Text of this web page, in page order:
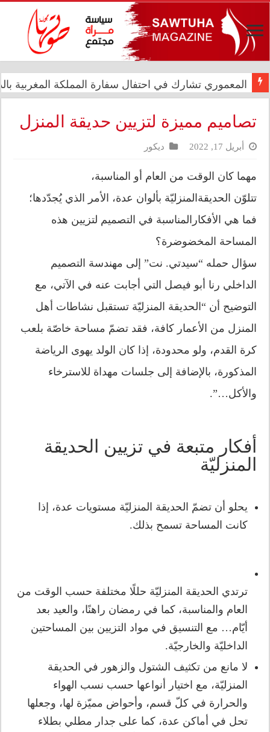
المعموري تشارك في احتفال سفارة المملكة المغربية بالذكرى الـ27
الدار العراقية للأزياء تعزز حضورها الدولي في مهرجان
تصاميم مميزة لتزيين حديقة المنزل
أبريل 17, 2022 ديكور
مهما كان الوقت من العام أو المناسبة،
تتلوّن الحديقةالمنزليّة بألوان عدة، الأمر الذي يُجدّدها؛
فما هي الأفكارالمناسبة في التصميم لتزيين هذه
المساحة المخضوضرة؟
سؤال حمله “سيدتي. نت” إلى مهندسة التصميم
الداخلي رنا أبو فيصل التي أجابت عنه في الآتي، مع
التوضيح أن “الحديقة المنزليّة تستقبل نشاطات أهل
المنزل من الأعمار كافة، فقد تضمّ مساحة خاصّة بلعب
كرة القدم، ولو محدودة، إذا كان الولد يهوى الرياضة
المذكورة، بالإضافة إلى جلسات مهداة للاسترخاء
والأكل…”.
أفكار متبعة في تزيين الحديقة
المنزليّة
يحلو أن تضمّ الحديقة المنزليّة مستويات عدة، إذا
كانت المساحة تسمح بذلك.
ترتدي الحديقة المنزليّة حللًا مختلفة حسب الوقت من
العام والمناسبة، كما في رمضان راهنًا، والعيد بعد
أيّام… مع التنسيق في مواد التزيين بين المساحتين
الداخليّة والخارجيّة.
لا مانع من تكثيف الشتول والزهور في الحديقة
المنزليّة، مع اختيار أنواعها حسب نسب الهواء
والحرارة في كلّ قسم، وأحواض مميّزة لها، وجعلها
تحل في أماكن عدة، كما على جدار مطلي بطلاء